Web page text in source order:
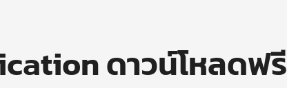
ดาวน์โหลดฟรี